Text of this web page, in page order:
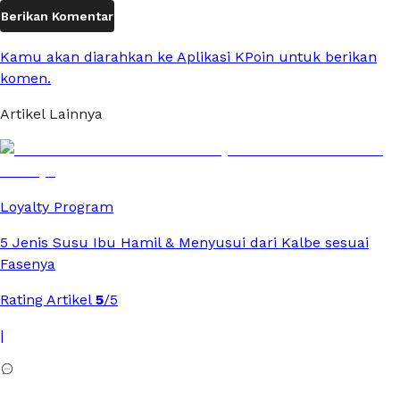
Berikan Komentar
Kamu akan diarahkan ke Aplikasi KPoin untuk berikan
komen.
Artikel Lainnya
Loyalty Program
5 Jenis Susu Ibu Hamil & Menyusui dari Kalbe sesuai
Fasenya
Rating Artikel 5/5
|